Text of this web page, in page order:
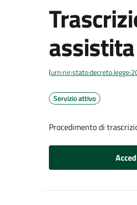
assistita
(
Servizio attivo
Procedimento di